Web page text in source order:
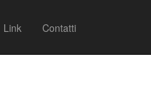
Link Contatti